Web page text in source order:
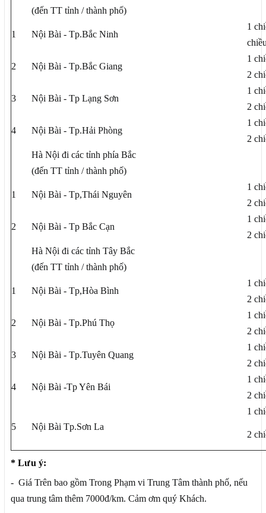
(đến TT tỉnh / thành phố)
1 Nội Bài - Tp.Bắc Ninh
1
2 Nội Bài - Tp.Bắc Giang
1
2
3 Nội Bài - Tp Lạng Sơn
1
2
4 Nội Bài - Tp.Hải Phòng
1
2
Hà Nội đi các tỉnh phía Bắc
(đến TT tỉnh / thành phố)
1 Nội Bài - Tp,Thái Nguyên
1
2
2 Nội Bài - Tp Bắc Cạn
1
2
Hà Nội đi các tỉnh Tây Bắc
(đến TT tỉnh / thành phố)
1 Nội Bài - Tp,Hòa Bình
1
2
2 Nội Bài - Tp.Phú Thọ
1
2
3 Nội Bài - Tp.Tuyên Quang
1
2
4 Nội Bài -Tp Yên Bái
1
2
5 Nội Bài Tp.Sơn La
1
2
* Lưu ý:
- Giá Trên bao gồm Trong Phạm vi Trung Tâm thành phố, nếu
qua trung tâm thêm 7000đ/km. Cảm ơm quý Khách.